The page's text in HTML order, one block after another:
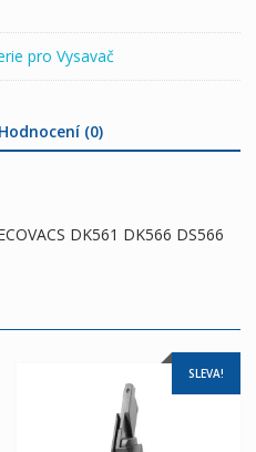
pro Vysavač
Hodnocení (0)
DK561 DK566 DS566
SLEVA!